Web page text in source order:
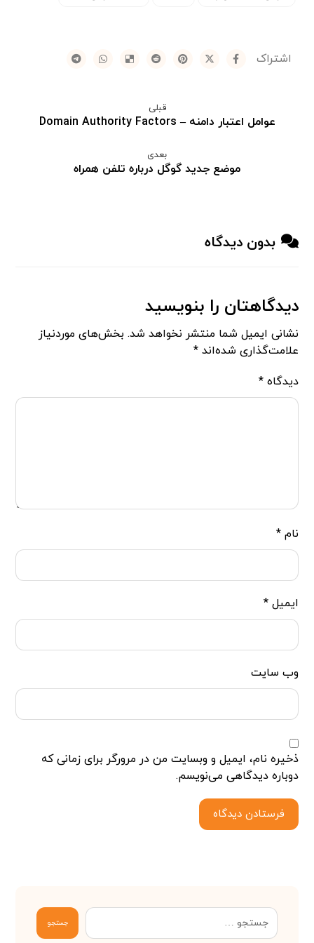
قبلی
عوامل اعتبار دامنه – Domain Authority Factors
بعدی
موضع جدید گوگل درباره تلفن همراه
بدون دیدگاه
دیدگاهتان را بنویسید
نشانی ایمیل شما منتشر نخواهد شد. بخش‌های موردنیاز
علامت‌گذاری شده‌اند*
دیدگاه*
نام*
ایمیل*
وب‌ سایت
ذخیره نام، ایمیل و وبسایت من در مرورگر برای زمانی که
دوباره دیدگاهی می‌نویسم.
فرستادن دیدگاه
جستجو